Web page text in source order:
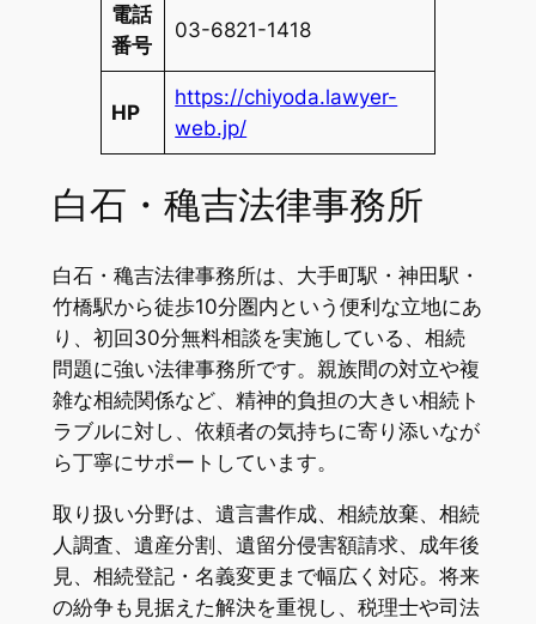
電話
番号
03-6821-1418
HP
https://chiyoda.lawyer-
web.jp/
白石・穐吉法律事務所
白石・穐吉法律事務所は、大手町駅・神田駅・
竹橋駅から徒歩10分圏内という便利な立地にあ
り、初回30分無料相談を実施している、相続
問題に強い法律事務所です。親族間の対立や複
雑な相続関係など、精神的負担の大きい相続ト
ラブルに対し、依頼者の気持ちに寄り添いなが
ら丁寧にサポートしています。
取り扱い分野は、遺言書作成、相続放棄、相続
人調査、遺産分割、遺留分侵害額請求、成年後
見、相続登記・名義変更まで幅広く対応。将来
の紛争も見据えた解決を重視し、税理士や司法